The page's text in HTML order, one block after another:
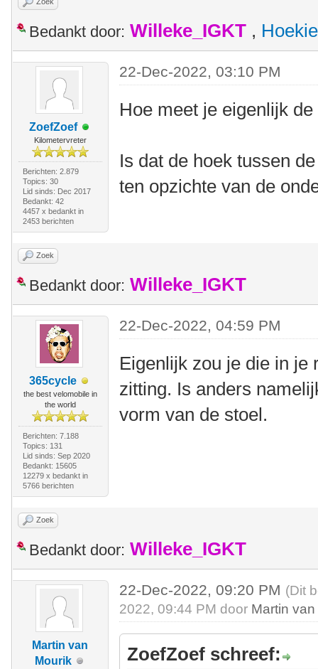
Bedankt door: Willeke_IGKT , Hoekie
ZoefZoef
Kilometervreter
Berichten: 2.879
Topics: 30
Lid sinds: Dec 2017
Bedankt: 42
4457 x bedankt in
2453 berichten
22-Dec-2022, 03:10 PM
Hoe meet je eigenlijk
Is dat de hoek tussen
ten opzichte van de
Zoek
Bedankt door: Willeke_IGKT
365cycle
the best velomobile in
the world
Berichten: 7.188
Topics: 131
Lid sinds: Sep 2020
Bedankt: 15605
12279 x bedankt in
5766 berichten
22-Dec-2022, 04:59 PM
Eigenlijk zou je die in je
zitting. Is anders
vorm van de stoel.
Zoek
Bedankt door: Willeke_IGKT
Martin van
Mourik
22-Dec-2022, 09:20 PM (Dit
2022, 09:44 PM door Martin
ZoefZoef schreef: